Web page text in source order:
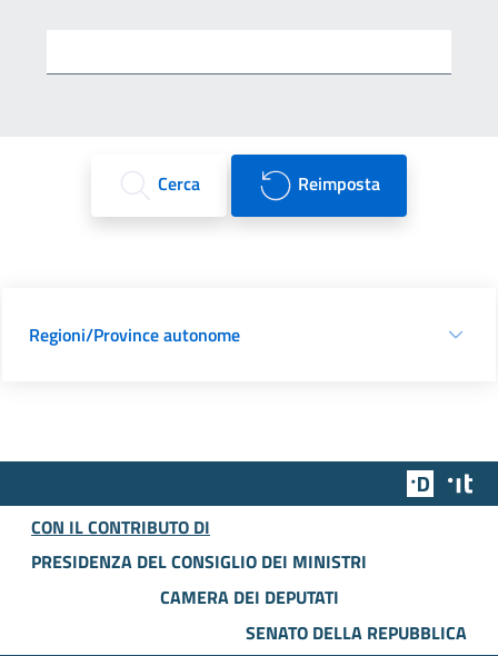
Cerca Reimposta
Regioni/Province autonome
Team
CON IL CONTRIBUTO DI
PRESIDENZA DEL CONSIGLIO DEI MINISTRI
CAMERA DEI DEPUTATI
SENATO DELLA REPUBBLICA